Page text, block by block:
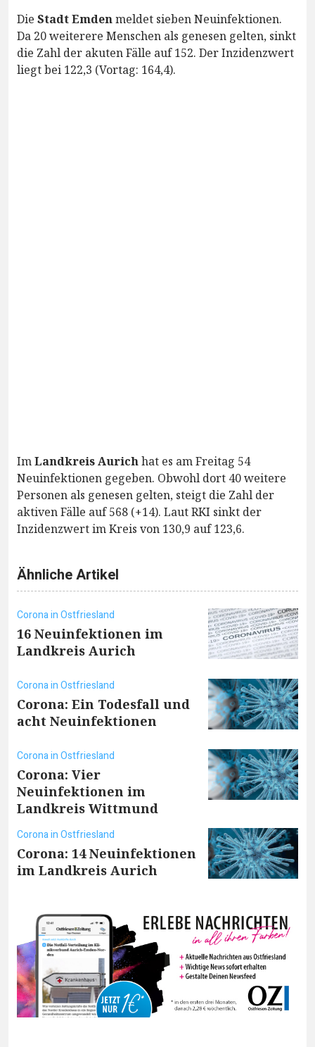
Die Stadt Emdenmeldet sieben Neuinfektionen.
Da 20 weiterere Menschen als genesen gelten, sinkt
die Zahl der akuten Fälle auf 152. Der Inzidenzwert
liegt bei 122,3 (Vortag: 164,4).
ImLandkreis Aurichhat es am Freitag 54
Neuinfektionen gegeben. Obwohl dort 40 weitere
Personen als genesen gelten, steigt die Zahl der
aktiven Fälle auf 568 (+14). Laut RKI sinkt der
Inzidenzwert im Kreis von 130,9 auf 123,6.
Ähnliche Artikel
Corona in Ostfriesland
16 Neuinfektionen im
Landkreis Aurich
Corona in Ostfriesland
Corona: Ein Todesfall und
acht Neuinfektionen
Corona in Ostfriesland
Corona: Vier
Neuinfektionen im
Landkreis Wittmund
Corona in Ostfriesland
Corona: 14 Neuinfektionen
im Landkreis Aurich